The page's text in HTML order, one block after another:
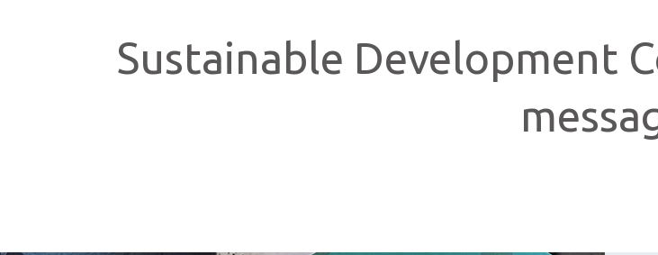
Sustainable Development